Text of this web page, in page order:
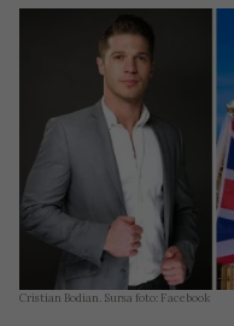
Cristian Bodian. Sursa foto: Facebook